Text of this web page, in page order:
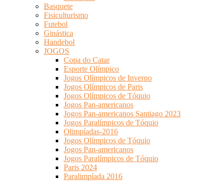
Basquete
Fisiculturismo
Futebol
Ginástica
Handebol
JOGOS
Copa do Catar
Esporte Olímpico
Jogos Olímpicos de Inverno
Jogos Olímpicos de Paris
Jogos Olímpicos de Tóquio
Jogos Pan-americanos
Jogos Pan-americanos Santiago 2023
Jogos Paralímpicos de Tóquio
Olimpíadas-2016
Jogos Olímpicos de Tóquio
Jogos Pan-americanos
Jogos Paralímpicos de Tóquio
Paris 2024
Paralimpíada 2016